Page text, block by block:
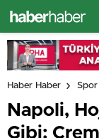
Haber Haber Spor
Napoli,
Gibi: